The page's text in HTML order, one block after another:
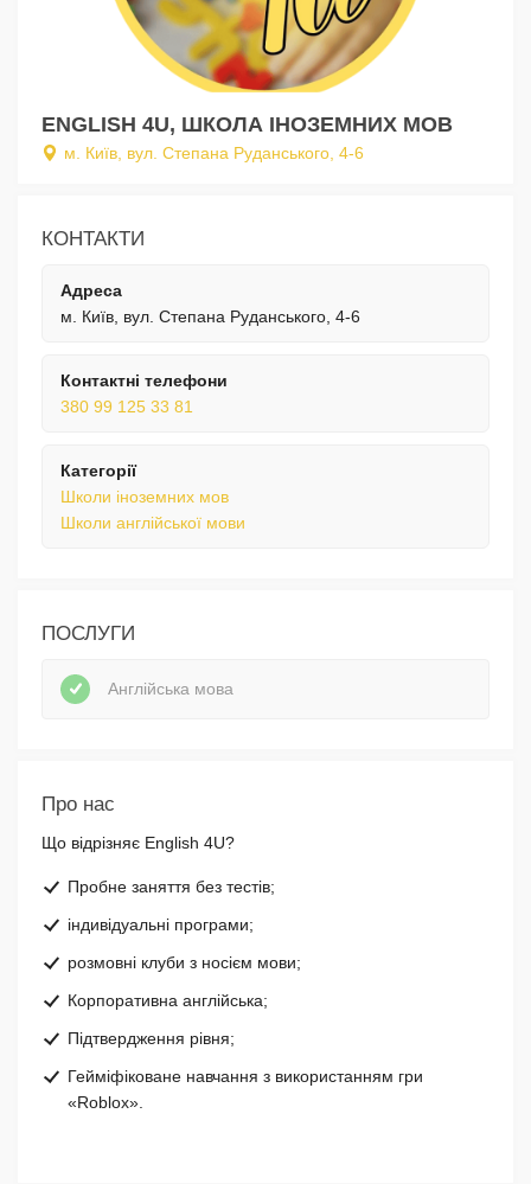
ENGLISH 4U, ШКОЛА ІНОЗЕМНИХ МОВ
м. Київ, вул. Степана Руданського, 4-6
КОНТАКТИ
Адреса
м. Київ, вул. Степана Руданського, 4-6
Контактні телефони
380 99 125 33 81
Категорії
Школи іноземних мов
Школи англійської мови
ПОСЛУГИ
Англійська мова
Про нас
Що відрізняє English 4U?
Пробне заняття без тестів;
індивідуальні програми;
розмовні клуби з носієм мови;
Корпоративна англійська;
Підтвердження рівня;
Гейміфіковане навчання з використанням гри
«Roblox».